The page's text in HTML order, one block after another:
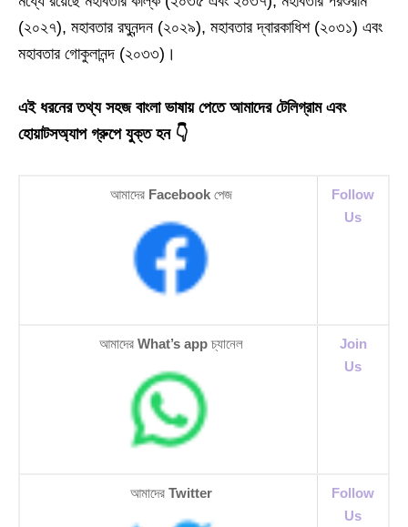
(২০২৭), মহাবতার রঘুনন্দন (২০২৯), মহাবতার দ্বারকাধিশ (২০৩১) এবং
মহাবতার গোকুলানন্দ (২০৩৩)।
এই ধরনের তথ্য সহজ বাংলা ভাষায় পেতে আমাদের টেলিগ্রাম এবং
হোয়াটসঅ্যাপ গ্রুপে যুক্ত হন 👇
আমাদের Facebook পেজ
Follow
Us
আমাদের What’s app চ্যানেল
Join
Us
আমাদের Twitter
Follow
Us